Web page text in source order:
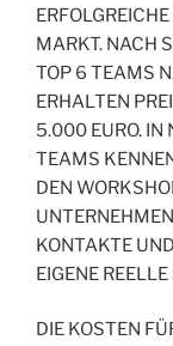
MARKT. NACH
TOP 6 TEAMS
ERHALTEN
5.000 EURO. IN
TEAMS
DEN
KONTAKTE
EIGENE
DIE KOSTEN